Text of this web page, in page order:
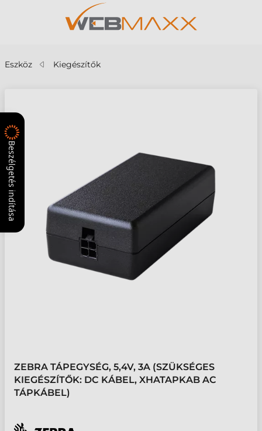
Eszköz Kiegészítők
ZEBRA TÁPEGYSÉG, 5,4V, 3A (SZÜKSÉGES
KIEGÉSZÍTŐK: DC KÁBEL, XHATAPKAB AC
TÁPKÁBEL)
Beszélgetés indítása